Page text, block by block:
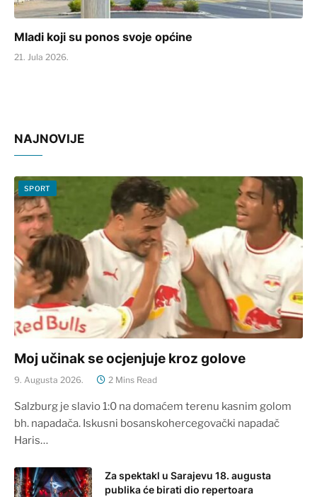
Mladi koji su ponos svoje općine
21. Jula 2026.
NAJNOVIJE
SPORT
Moj učinak se ocjenjuje kroz golove
9. Augusta 2026. 2 Mins Read
Salzburg je slavio 1:0 na domaćem terenu kasnim golom
bh. napadača. Iskusni bosanskohercegovački napadač
Haris…
Za spektakl u Sarajevu 18. augusta
publika će birati dio repertoara